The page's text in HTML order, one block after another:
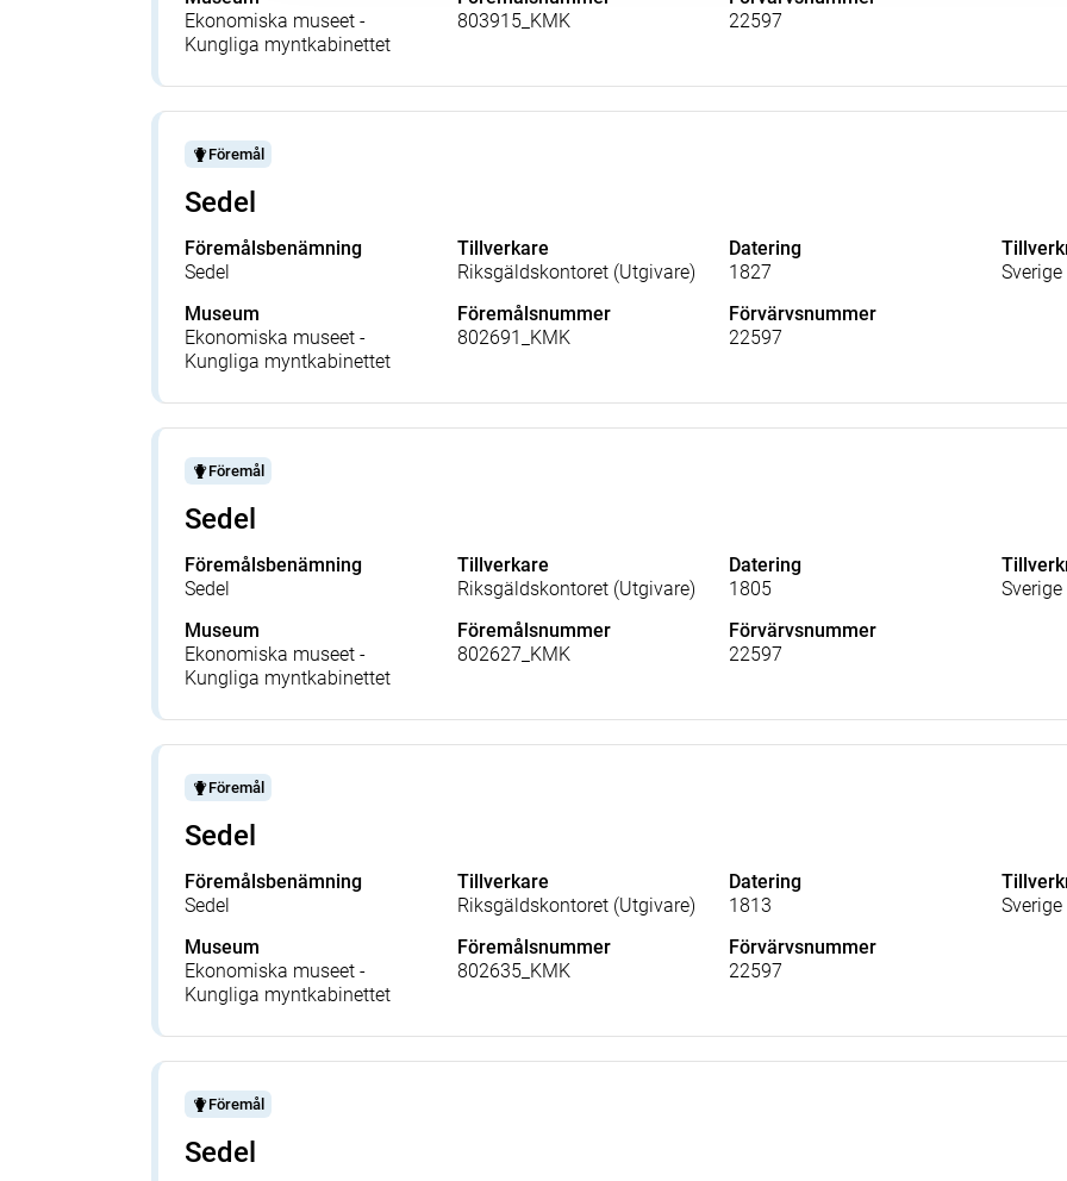
Ekonomiska museet -
Kungliga myntkabinettet
803915_KMK
22597
Föremål
Sedel
Föremålsbenämning
Sedel
Tillverkare
Riksgäldskontoret (Utgivare)
Datering
1827
Sverige
Museum
Ekonomiska museet -
Kungliga myntkabinettet
Föremålsnummer
802691_KMK
Förvärvsnummer
22597
Föremål
Sedel
Föremålsbenämning
Sedel
Tillverkare
Riksgäldskontoret (Utgivare)
Datering
1805
Sverige
Museum
Ekonomiska museet -
Kungliga myntkabinettet
Föremålsnummer
802627_KMK
Förvärvsnummer
22597
Föremål
Sedel
Föremålsbenämning
Sedel
Tillverkare
Riksgäldskontoret (Utgivare)
Datering
1813
Sverige
Museum
Ekonomiska museet -
Kungliga myntkabinettet
Föremålsnummer
802635_KMK
Förvärvsnummer
22597
Föremål
Sedel